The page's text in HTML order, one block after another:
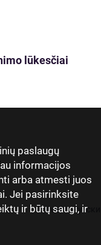
paslaugų
informacijos
arba atmesti juos
Jei pasirinksite
ir būtų saugi, ir
lūkesčiai
Latviski Русский